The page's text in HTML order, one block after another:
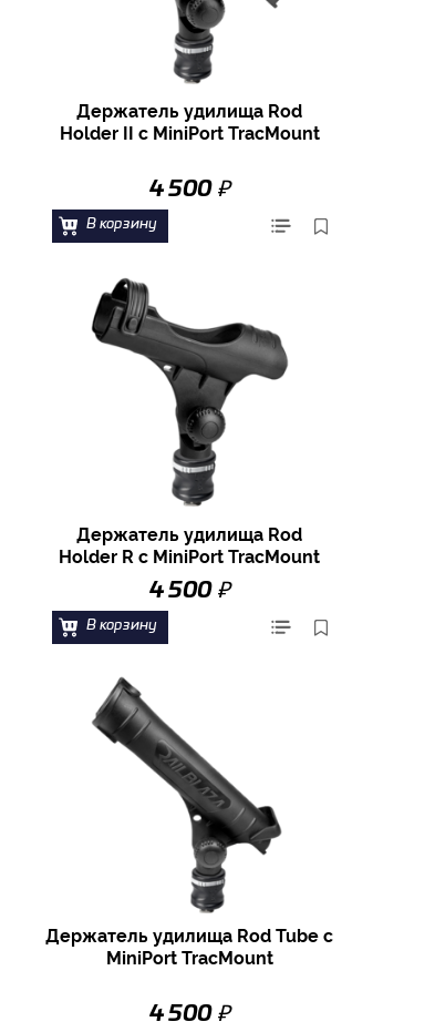
Держатель удилища Rod
Holder II с MiniPort TracMount
4 500 ₽
В корзину
Держатель удилища Rod
Holder R с MiniPort TracMount
4 500 ₽
В корзину
Держатель удилища Rod Tube с
MiniPort TracMount
4 500 ₽